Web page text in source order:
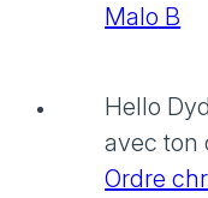
Malo B
Hello
avec ton
Ordre